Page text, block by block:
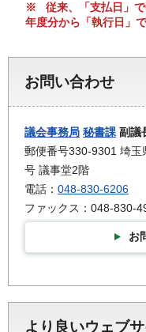
※ 従来、「支払日」で
年度分から「執行日」
お問い合わせ
議会事務局 秘書課 副議
郵便番号330-9301 埼玉
号 議事堂2階
電話： 048-830-6206
ファックス：048-830-
お
より良いウェブ